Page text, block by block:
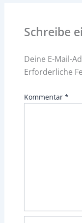
Schreibe
Deine E-Mail-
Erforderliche
Kommentar *